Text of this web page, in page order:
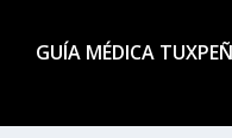
GUÍA MÉDICA